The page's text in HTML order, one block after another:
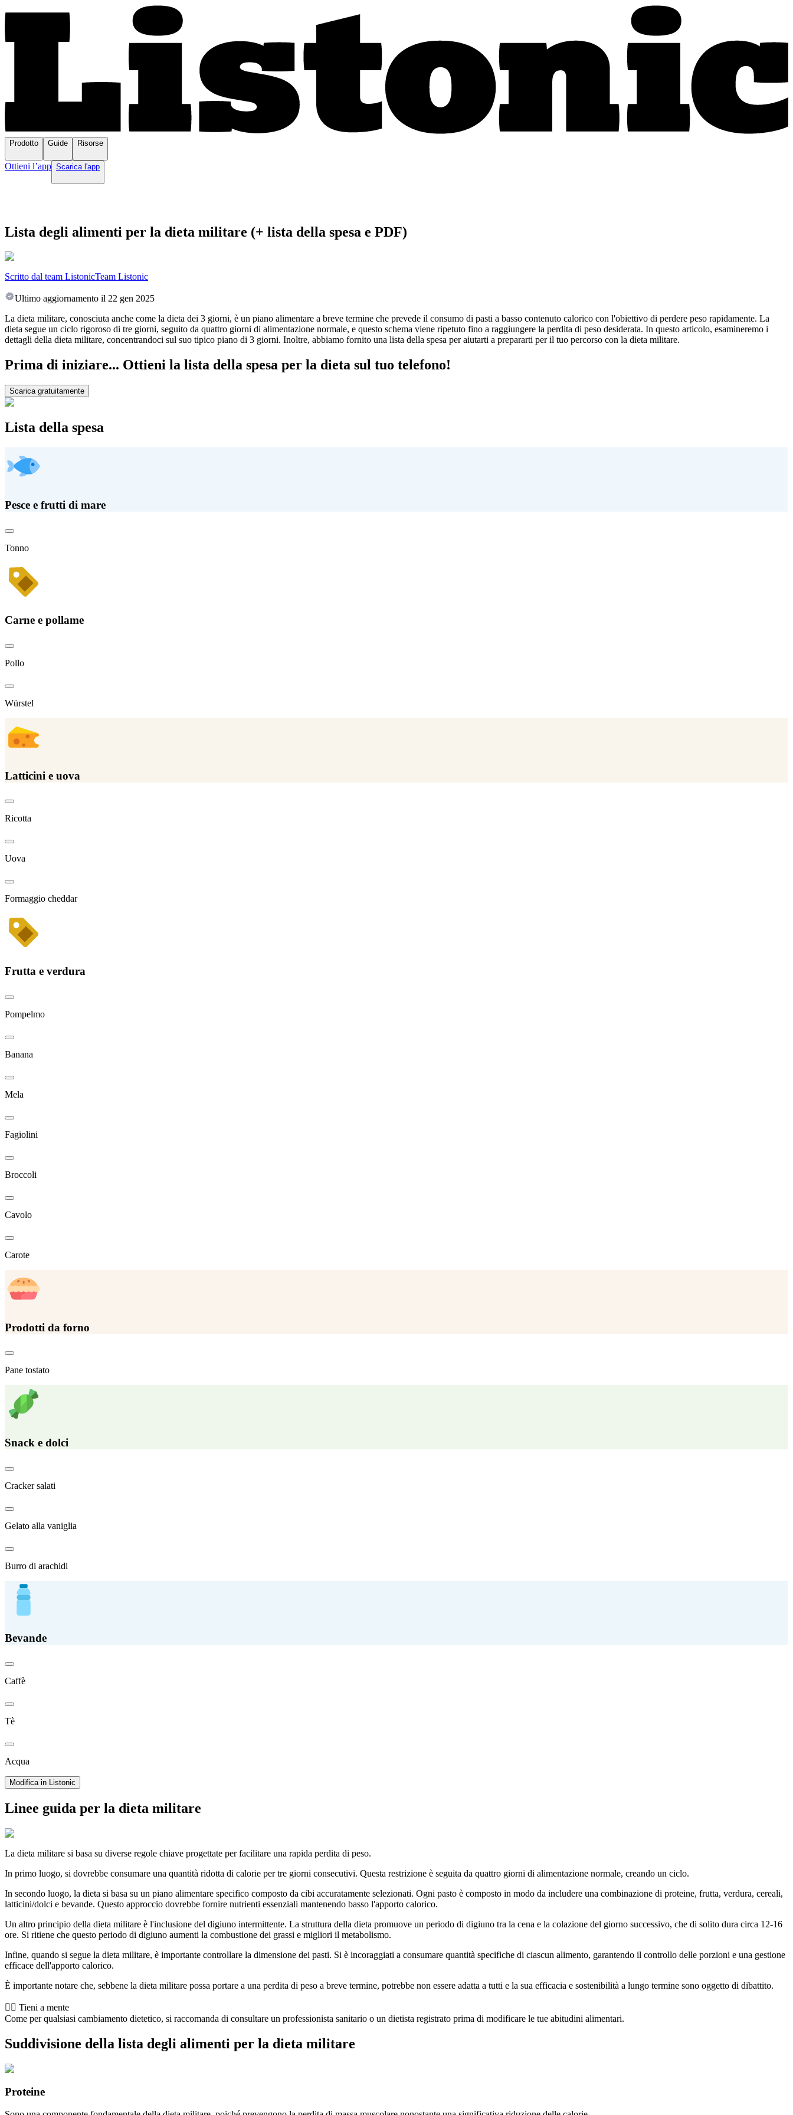
Prodotto Guide Risorse
Ottieni l’app Scarica l'app
Lista degli alimenti per la dieta militare (+ lista della spesa e PDF)
Scritto dal team ListonicTeam Listonic
Ultimo aggiornamento il 22 gen 2025
La dieta militare, conosciuta anche come la dieta dei 3 giorni, è un piano alimentare a breve termine che prevede il consumo di pasti a basso contenuto calorico con l'obiettivo di perdere peso rapidamente. La
dieta segue un ciclo rigoroso di tre giorni, seguito da quattro giorni di alimentazione normale, e questo schema viene ripetuto fino a raggiungere la perdita di peso desiderata. In questo articolo, esamineremo i
dettagli della dieta militare, concentrandoci sul suo tipico piano di 3 giorni. Inoltre, abbiamo fornito una lista della spesa per aiutarti a prepararti per il tuo percorso con la dieta militare.
Prima di iniziare... Ottieni la lista della spesa per la dieta sul tuo telefono!
Scarica gratuitamente
Lista della spesa
Pesce e frutti di mare
Tonno
Carne e pollame
Pollo
Würstel
Latticini e uova
Ricotta
Uova
Formaggio cheddar
Frutta e verdura
Pompelmo
Banana
Mela
Fagiolini
Broccoli
Cavolo
Carote
Prodotti da forno
Pane tostato
Snack e dolci
Cracker salati
Gelato alla vaniglia
Burro di arachidi
Bevande
Caffè
Tè
Acqua
Modifica in Listonic
Linee guida per la dieta militare
La dieta militare si basa su diverse regole chiave progettate per facilitare una rapida perdita di peso.
In primo luogo, si dovrebbe consumare una quantità ridotta di calorie per tre giorni consecutivi. Questa restrizione è seguita da quattro giorni di alimentazione normale, creando un ciclo.
In secondo luogo, la dieta si basa su un piano alimentare specifico composto da cibi accuratamente selezionati. Ogni pasto è composto in modo da includere una combinazione di proteine, frutta, verdura, cereali,
latticini/dolci e bevande. Questo approccio dovrebbe fornire nutrienti essenziali mantenendo basso l'apporto calorico.
Un altro principio della dieta militare è l'inclusione del digiuno intermittente. La struttura della dieta promuove un periodo di digiuno tra la cena e la colazione del giorno successivo, che di solito dura circa 12-16
ore. Si ritiene che questo periodo di digiuno aumenti la combustione dei grassi e migliori il metabolismo.
Infine, quando si segue la dieta militare, è importante controllare la dimensione dei pasti. Si è incoraggiati a consumare quantità specifiche di ciascun alimento, garantendo il controllo delle porzioni e una gestione
efficace dell'apporto calorico.
È importante notare che, sebbene la dieta militare possa portare a una perdita di peso a breve termine, potrebbe non essere adatta a tutti e la sua efficacia e sostenibilità a lungo termine sono oggetto di dibattito.
👨‍⚕️️ Tieni a mente
Come per qualsiasi cambiamento dietetico, si raccomanda di consultare un professionista sanitario o un dietista registrato prima di modificare le tue abitudini alimentari.
Suddivisione della lista degli alimenti per la dieta militare
Proteine